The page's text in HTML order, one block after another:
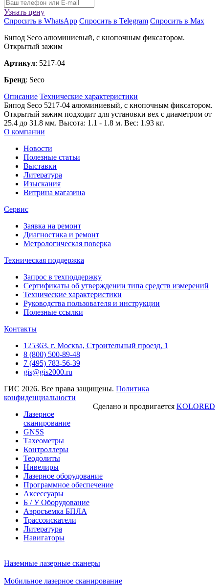
Узнать цену
Спросить в WhatsApp Спросить в Telegram Спросить в Max
Бипод Seco алюминиевый, с кнопочным фиксатором.
Открытый зажим
Артикул: 5217-04
Бренд: Seco
Описание Технические характеристики
Бипод Seco 5217-04 алюминиевый, с кнопочным фиксатором.
Открытый зажим подходит для установки вех с диаметром от
25.4 до 31.8 мм. Высота: 1.1 - 1.8 м. Вес: 1.93 кг.
О компании
Новости
Полезные статьи
Выставки
Литература
Изыскания
Витрина магазина
Сервис
Заявка на ремонт
Диагностика и ремонт
Метрологическая поверка
Техническая поддержка
Запрос в техподдержку
Сертификаты об утверждении типа средств измерений
Технические характеристики
Руководства пользователя и инструкции
Полезные ссылки
Контакты
125363, г. Москва, Строительный проезд, 1
8 (800) 500-89-48
7 (495) 783-56-39
gis@gis2000.ru
ГИС 2026. Все права защищены. Политика
конфиденциальности
Сделано и продвигается KOLORED
Лазерное
сканирование
GNSS
Тахеометры
Контроллеры
Теодолиты
Нивелиры
Лазерное оборудование
Программное обеспечение
Аксессуары
Б / У Оборудование
Аэросъемка БПЛА
Трассоискатели
Литература
Навигаторы
Наземные лазерные сканеры
Мобильное лазерное сканирование